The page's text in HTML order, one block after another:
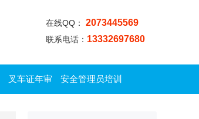
在线QQ： 2073445569
联系电话： 13332697680
叉车证年审 安全管理员培训